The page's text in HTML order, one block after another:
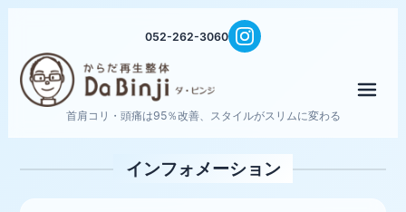
052-262-3060
首肩コリ・頭痛は95％改善、スタイルがスリムに変わる
インフォメーション